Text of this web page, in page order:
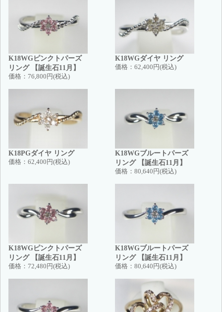
K18WGピンクトパーズ
リング 【誕生石11月】
価格： 76,800円(税込)
K18WGダイヤ リング
価格： 62,400円(税込)
K18PGダイヤ リング
価格： 62,400円(税込)
K18WGブルートパーズ
リング 【誕生石11月】
価格： 80,640円(税込)
K18WGピンクトパーズ
リング 【誕生石11月】
価格： 72,480円(税込)
K18WGブルートパーズ
リング 【誕生石11月】
価格： 80,640円(税込)